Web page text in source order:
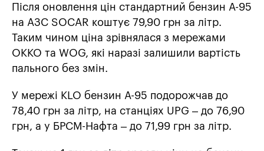
Після оновлення цін стандартний бензин А-95
на АЗС SOCAR коштує 79,90 грн за літр.
Таким чином ціна зрівнялася з мережами
OKKO та WOG, які наразі залишили вартість
пального без змін.
У мережі KLO бензин А-95 подорожчав до
78,40 грн за літр, на станціях UPG – до 76,90
грн, а у БРСМ-Нафта – до 71,99 грн за літр.